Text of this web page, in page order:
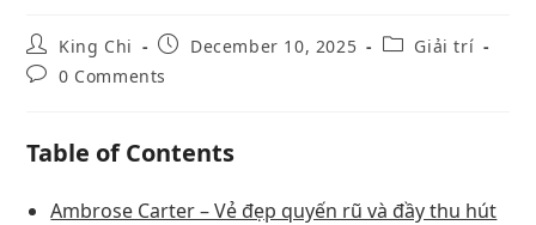
King Chi December 10, 2025
Giải trí
0 Comments
Table of Contents
Ambrose Carter – Vẻ đẹp quyến rũ và đầy thu hút